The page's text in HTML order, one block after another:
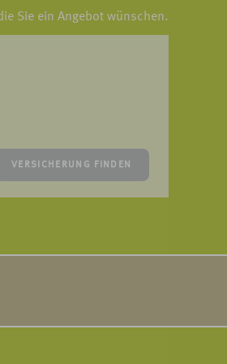
Sie ein Angebot wünschen.
VERSICHERUNG FINDEN